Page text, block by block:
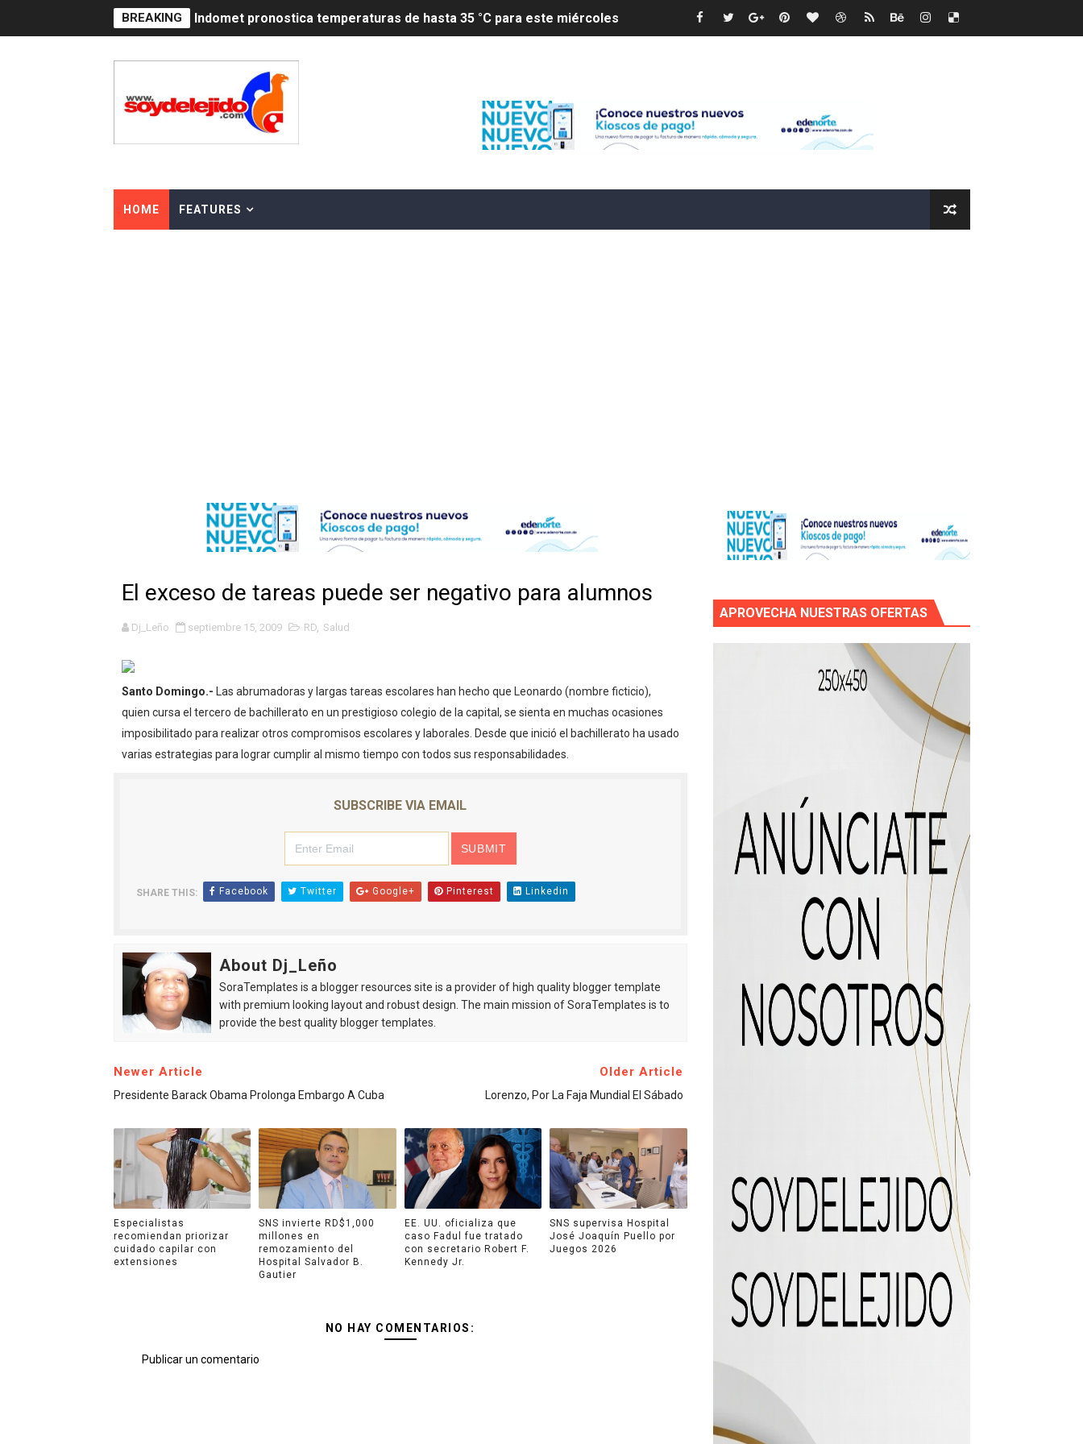
BREAKING Indomet pronostica temperaturas de hasta 35 °C para este miércoles
JAPY VERDEI MR. EDDY OLIVO (CONTROLANDOELEJIDO.COM)
Playas públicas y hoteles: ¿hasta dónde puede restringirse el acceso de los ciudadanos?
Accidente en Verón deja un motorista fallecido y otra persona herida
El precio del brent cayó un 7,05 % a 83,77 dólares por expectativas de un acuerdo diplomático entre EEUU e Irán, tras la cancelación de un ataque.
Un sismo de magnitud 3,4 se registra en una provincia amazónica de Ecuador
Pacheman apuesta por la evolución del merengue típico moderno con el lanzamiento de “Cosas Locas”
Un derrumbe en el centro de Cuba deja dos personas muertas y otra herida
La nube sahariana número 14 se ha alejado de República Dominicana en las últimas horas
Tasa del dólar jueves 06 de agosto de 2026
HOME FEATURES
El exceso de tareas puede ser negativo para alumnos
Dj_Leño septiembre 15, 2009 RD, Salud
Santo Domingo.-
Las abrumadoras y largas tareas escolares han hecho que Leonardo (nombre ficticio),
quien cursa el tercero de bachillerato en un prestigioso colegio de la capital, se sienta en muchas ocasiones
imposibilitado para realizar otros compromisos escolares y laborales. Desde que inició el bachillerato ha usado
varias estrategias para lograr cumplir al mismo tiempo con todos sus responsabilidades.
SUBSCRIBE VIA EMAIL
SHARE THIS: Facebook Twitter Google+ Pinterest Linkedin
About Dj_Leño
SoraTemplates is a blogger resources site is a provider of high quality blogger template
with premium looking layout and robust design. The main mission of SoraTemplates is to
provide the best quality blogger templates.
Newer Article
Presidente Barack Obama Prolonga Embargo A Cuba
Older Article
Lorenzo, Por La Faja Mundial El Sábado
Especialistas
recomiendan priorizar
cuidado capilar con
extensiones
SNS invierte RD$1,000
millones en
remozamiento del
Hospital Salvador B.
Gautier
EE. UU. oficializa que
caso Fadul fue tratado
con secretario Robert F.
Kennedy Jr.
SNS supervisa Hospital
José Joaquín Puello por
Juegos 2026
NO HAY COMENTARIOS:
Publicar un comentario
APROVECHA NUESTRAS OFERTAS